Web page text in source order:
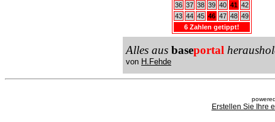
36 37 38 39 40 41 42
43 44 45 46 47 48 49
6 Zahlen getippt!
Alles aus baseportal
von H.Fehde
Erstellen Sie Ihre